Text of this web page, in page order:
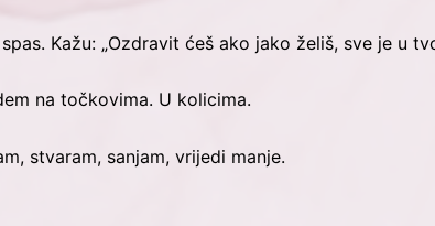
Kažu: „Ozdravit ćeš ako jako želiš, sve je u
na točkovima. U kolicima.
stvaram, sanjam, vrijedi manje.